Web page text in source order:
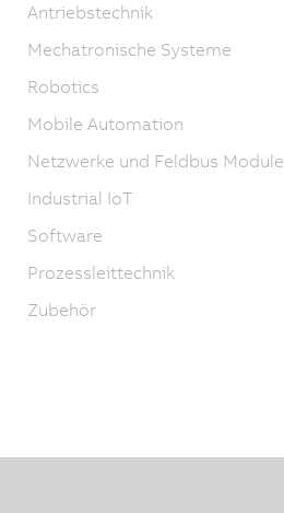
Antriebstechnik
Mechatronische Systeme
Robotics
Mobile Automation
Netzwerke und Feldbus Module
Industrial IoT
Software
Prozessleittechnik
Zubehör